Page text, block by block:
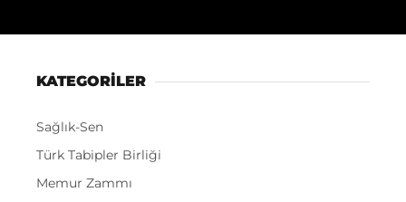
KATEGORİLER
Sağlık-Sen
Türk Tabipler Birliği
Memur Zammı